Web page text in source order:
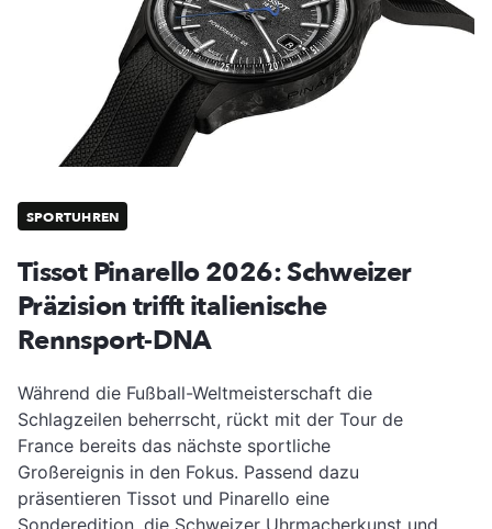
SPORTUHREN
Tissot Pinarello 2026: Schweizer
Präzision trifft italienische
Rennsport-DNA
Während die Fußball-Weltmeisterschaft die
Schlagzeilen beherrscht, rückt mit der Tour de
France bereits das nächste sportliche
Großereignis in den Fokus. Passend dazu
präsentieren Tissot und Pinarello eine
Sonderedition, die Schweizer Uhrmacherkunst und